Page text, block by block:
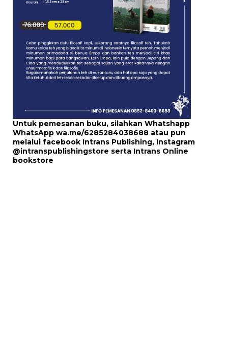
Untuk pemesanan buku, silahkan Whatshapp
WhatsApp wa.me/6285284038688 atau pun
melalui facebook Intrans Publishing, Instagram
@intranspublishingstore serta Intrans Online
bookstore